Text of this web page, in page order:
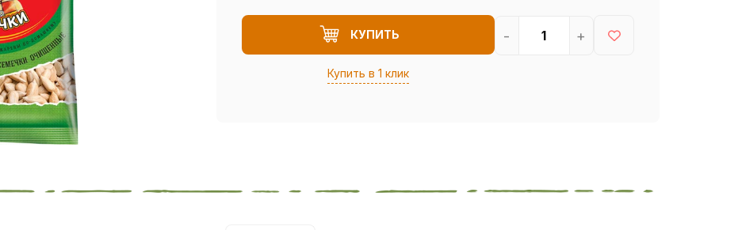
КУПИТЬ
Купить в 1 клик
- +